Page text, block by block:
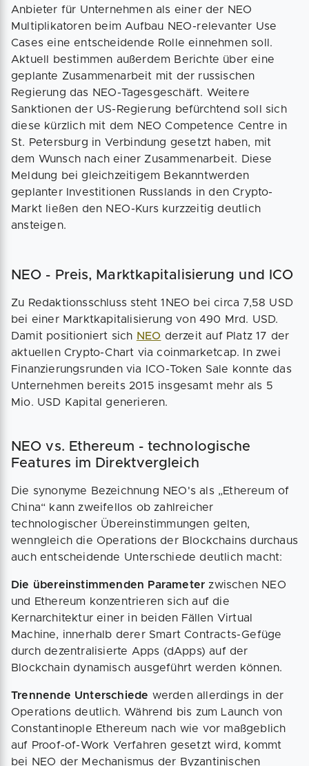
Anbieter für Unternehmen als einer der NEO
Multiplikatoren beim Aufbau NEO-relevanter Use
Cases eine entscheidende Rolle einnehmen soll.
Aktuell bestimmen außerdem Berichte über eine
geplante Zusammenarbeit mit der russischen
Regierung das NEO-Tagesgeschäft. Weitere
Sanktionen der US-Regierung befürchtend soll sich
diese kürzlich mit dem NEO Competence Centre in
St. Petersburg in Verbindung gesetzt haben, mit
dem Wunsch nach einer Zusammenarbeit. Diese
Meldung bei gleichzeitigem Bekanntwerden
geplanter Investitionen Russlands in den Crypto-
Markt ließen den NEO-Kurs kurzzeitig deutlich
ansteigen.
NEO - Preis, Marktkapitalisierung und ICO
Zu Redaktionsschluss steht 1NEO bei circa 7,58 USD
bei einer Marktkapitalisierung von 490 Mrd. USD.
Damit positioniert sich NEO derzeit auf Platz 17 der
aktuellen Crypto-Chart via coinmarketcap. In zwei
Finanzierungsrunden via ICO-Token Sale konnte das
Unternehmen bereits 2015 insgesamt mehr als 5
Mio. USD Kapital generieren.
NEO vs. Ethereum - technologische
Features im Direktvergleich
Die synonyme Bezeichnung NEO's als „Ethereum of
China“ kann zweifellos ob zahlreicher
technologischer Übereinstimmungen gelten,
wenngleich die Operations der Blockchains durchaus
auch entscheidende Unterschiede deutlich macht:
Die übereinstimmenden Parameter zwischen NEO
und Ethereum konzentrieren sich auf die
Kernarchitektur einer in beiden Fällen Virtual
Machine, innerhalb derer Smart Contracts-Gefüge
durch dezentralisierte Apps (dApps) auf der
Blockchain dynamisch ausgeführt werden können.
Trennende Unterschiede werden allerdings in der
Operations deutlich. Während bis zum Launch von
Constantinople Ethereum nach wie vor maßgeblich
auf Proof-of-Work Verfahren gesetzt wird, kommt
bei NEO der Mechanismus der Byzantinischen